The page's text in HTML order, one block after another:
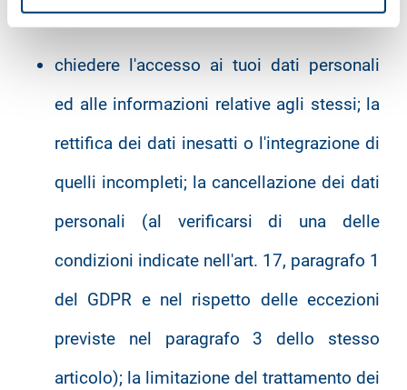
chiedere l'accesso ai tuoi dati personali
ed alle informazioni relative agli stessi; la
rettifica dei dati inesatti o l'integrazione di
quelli incompleti; la cancellazione dei dati
personali (al verificarsi di una delle
condizioni indicate nell'art. 17, paragrafo 1
del GDPR e nel rispetto delle eccezioni
previste nel paragrafo 3 dello stesso
articolo); la limitazione del trattamento dei